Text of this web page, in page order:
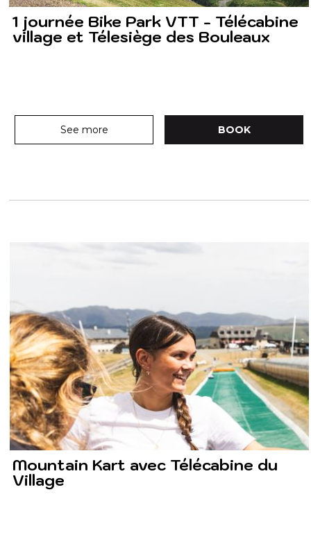
1 journée Bike Park VTT - Télécabine
village et Télesiège des Bouleaux
See more BOOK
Mountain Kart avec Télécabine du
Village